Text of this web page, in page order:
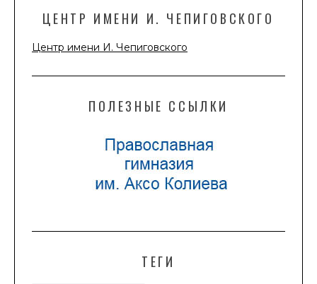
ЦЕНТР ИМЕНИ И. ЧЕПИГОВСКОГО
Центр имени И. Чепиговского
ПОЛЕЗНЫЕ ССЫЛКИ
ТЕГИ